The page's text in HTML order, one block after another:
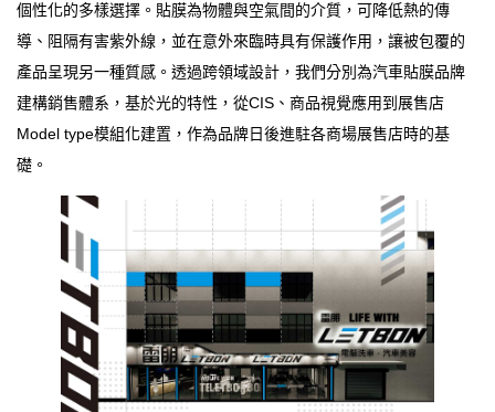
個性化的多樣選擇。貼膜為物體與空氣間的介質，可降低熱的傳
導、阻隔有害紫外線，並在意外來臨時具有保護作用，讓被包覆的
產品呈現另一種質感。透過跨領域設計，我們分別為汽車貼膜品牌
建構銷售體系，基於光的特性，從CIS、商品視覺應用到展售店
Model type模組化建置，作為品牌日後進駐各商場展售店時的基
礎。